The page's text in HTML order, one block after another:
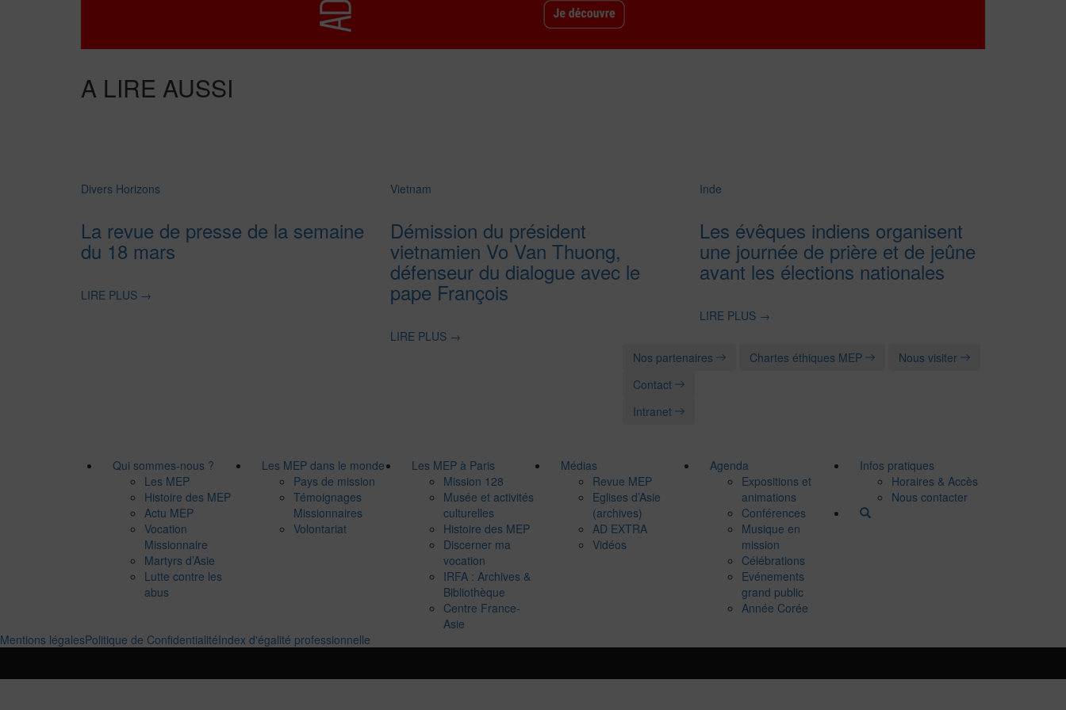
A LIRE AUSSI
Divers Horizons
La revue de presse de la semaine
du 18 mars
LIRE PLUS →
Vietnam
Démission du président
vietnamien Vo Van Thuong,
défenseur du dialogue avec le
pape François
LIRE PLUS →
Inde
Les évêques indiens organisent
une journée de prière et de jeûne
avant les élections nationales
LIRE PLUS →
Nos partenaires Chartes éthiques MEP
Nous visiter
Contact
Intranet
Qui sommes-nous ?
Les MEP
Histoire des MEP
Actu MEP
Vocation
Missionnaire
Martyrs d’Asie
Lutte contre les
abus
Les MEP dans le monde
Pays de mission
Témoignages
Missionnaires
Volontariat
Les MEP à Paris
Mission 128
Musée et activités
culturelles
Histoire des MEP
Discerner ma
vocation
IRFA : Archives &
Bibliothèque
Centre France-
Asie
Médias
Revue MEP
Eglises d’Asie
(archives)
AD EXTRA
Vidéos
Agenda
Expositions et
animations
Conférences
Musique en
mission
Célébrations
Evénements
grand public
Année Corée
Infos pratiques
Horaires & Accès
Nous contacter
Mentions légalesPolitique de ConfidentialitéIndex d'égalité professionnelle